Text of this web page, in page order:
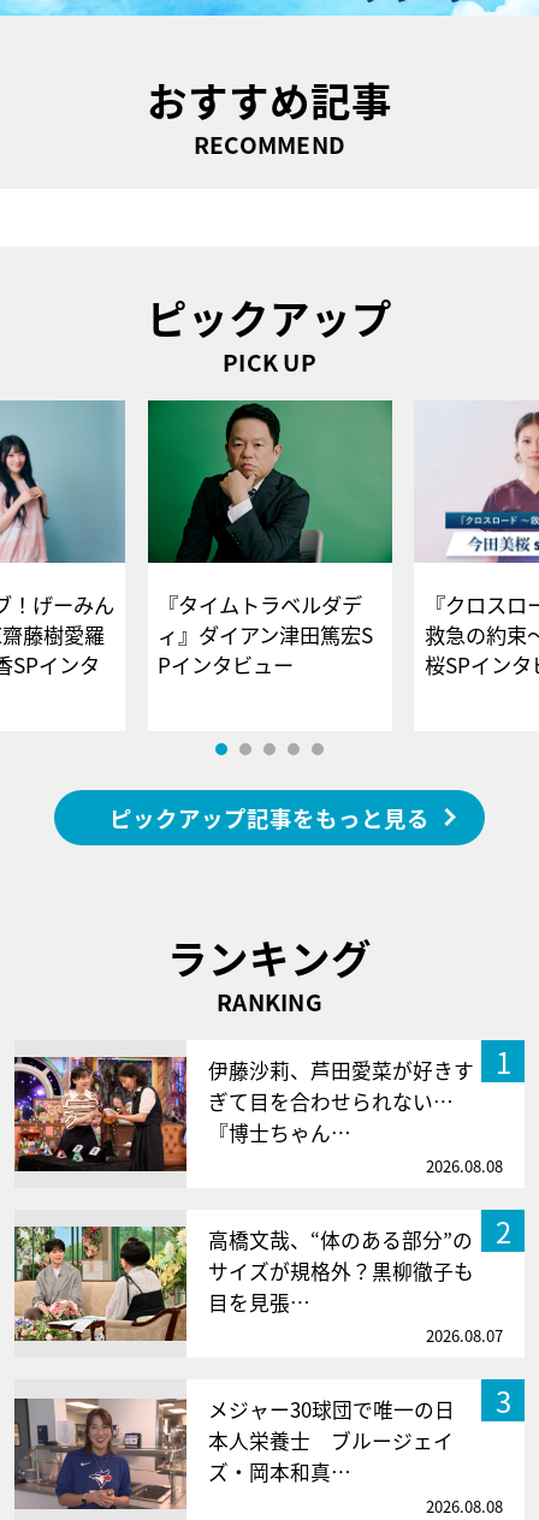
おすすめ記事
RECOMMEND
ピックアップ
PICK UP
！げーみん
藤樹愛羅
SPインタ
『タイムトラベルダデ
ィ』ダイアン津田篤宏S
Pインタビュー
『クロス
救急の約束
桜SPイ
ピックアップ記事をもっと見る
ランキング
RANKING
1
伊藤沙莉、芦田愛菜が好きす
ぎて目を合わせられない…
『博士ちゃん…
2026.08.08
2
高橋文哉、“体のある部分”の
サイズが規格外？黒柳徹子も
目を見張…
2026.08.07
3
メジャー30球団で唯一の日
本人栄養士 ブルージェイ
ズ・岡本和真…
2026.08.08